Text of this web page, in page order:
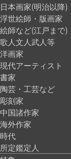
日本画家(明治以降)
浮世絵師・版画家
絵師など(江戸まで)
歌人文人武人等
洋画家
現代アーティスト
書家
陶芸・工芸など
彫刻家
中国諸作家
海外作家
時代
所定鑑定人